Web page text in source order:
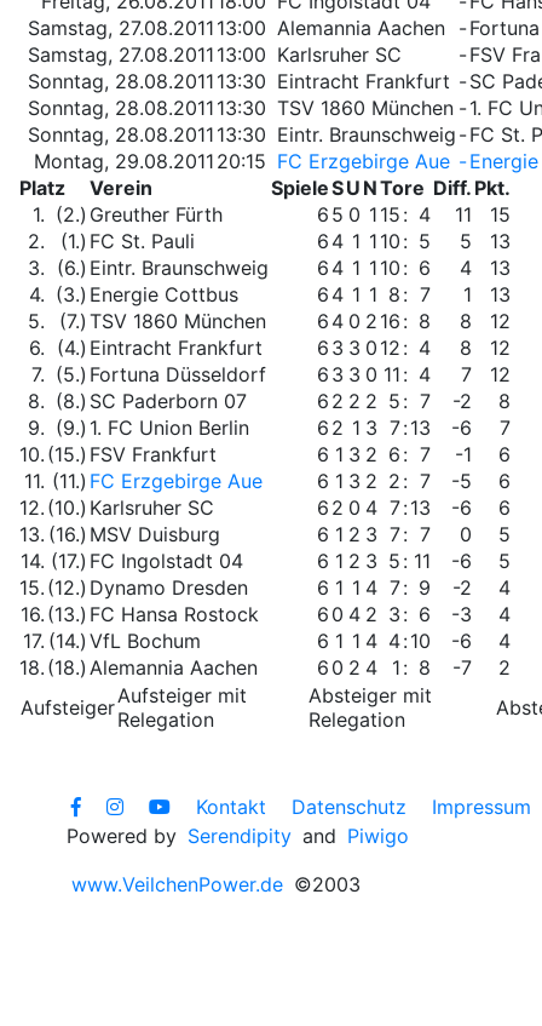
Samstag, 27.08.2011 13:00 Alemannia Aachen -
Samstag, 27.08.2011 13:00 Karlsruher SC -FSV
Sonntag, 28.08.2011 13:30 Eintracht Frankfurt -SC
Sonntag, 28.08.2011 13:30 TSV 1860 München -1. FC
Sonntag, 28.08.2011 13:30 Eintr. Braunschweig -FC St.
Montag, 29.08.2011 20:15 FC Erzgebirge Aue -
Platz
Verein SpieleSU NTore Diff. Pkt.
1. (2.) Greuther Fürth 6 5 0 1 15 : 4 11
15
2.
(1.) FC St. Pauli 6 4 1 1 10 : 5 5
13
3. (6.) Eintr. Braunschweig 6 4 1 1 10 : 6 4
13
4. (3.) Energie Cottbus 6 4 1 1 8 : 7 1
13
5.
(7.) TSV 1860 München 6 4 0 2 16 : 8 8
12
6. (4.) Eintracht Frankfurt 6 3 3 0 12 : 4 8
12
7. (5.) Fortuna Düsseldorf 6 3 3 0 11 : 4 7
12
8. (8.) SC Paderborn 07 6 2 2 2 5 : 7 -2
8
9. (9.) 1. FC Union Berlin 6 2 1 3 7:13 -6
7
10. (15.) FSV Frankfurt 6 1 3 2 6 : 7 -1
6
11. (11.) FC Erzgebirge Aue 6 1 3 2 2 : 7 -5
6
12. (10.) Karlsruher SC 6 2 0 4 7:13 -6
6
13. (16.) MSV Duisburg 6 1 2 3 7: 7 0
5
14. (17.) FC Ingolstadt 04 6 1 2 3 5 : 11 -6
5
15. (12.) Dynamo Dresden 6 1 1 4 7: 9 -2
4
16. (13.) FC Hansa Rostock 6 0 4 2 3 : 6 -3
4
17. (14.) VfL Bochum 6 1 1 4 4:10 -6
4
18. (18.) Alemannia Aachen 6 0 2 4 1 : 8 -7
2
AufsteigerAufsteiger mit
Relegation
Absteiger mit
Relegation
Kontakt Datenschutz
Impressum
Powered by Serendipity and Piwigo
www.VeilchenPower.de ©2003